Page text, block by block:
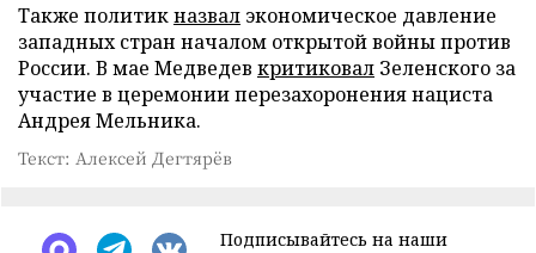
Также политикназвал экономическое давление
западных стран началом открытой войны против
России. В мае Медведев критиковал Зеленского за
участие в церемонии перезахоронения нациста
Андрея Мельника.
Текст: Алексей Дегтярёв
Подписывайтесь на наши